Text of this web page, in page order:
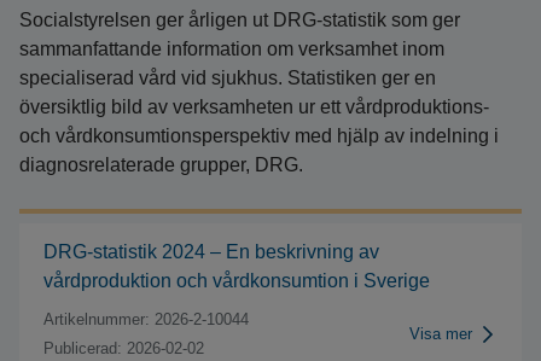
Socialstyrelsen ger årligen ut DRG-statistik som ger
sammanfattande information om verksamhet inom
specialiserad vård vid sjukhus. Statistiken ger en
översiktlig bild av verksamheten ur ett vårdproduktions-
och vårdkonsumtionsperspektiv med hjälp av indelning i
diagnosrelaterade grupper, DRG.
DRG-statistik 2024 – En beskrivning av
vårdproduktion och vårdkonsumtion i Sverige
Artikelnummer: 2026-2-10044
Publicerad: 2026-02-02
Visa mer